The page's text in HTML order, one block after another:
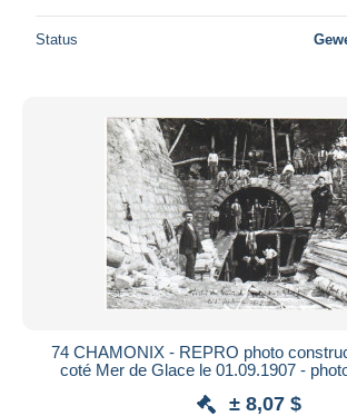
Status
74 CHAMONIX - REPRO photo
coté Mer de Glace le 01.09.1907 -
± 8,07 $